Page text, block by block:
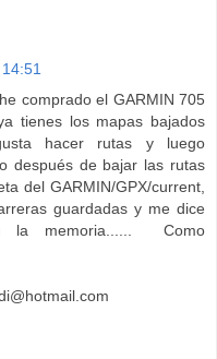
comprado el GARMIN 705
tienes los mapas bajados
hacer rutas y luego
después de bajar las rutas
del GARMIN/GPX/current,
guardadas y me dice
la memoria...... Como